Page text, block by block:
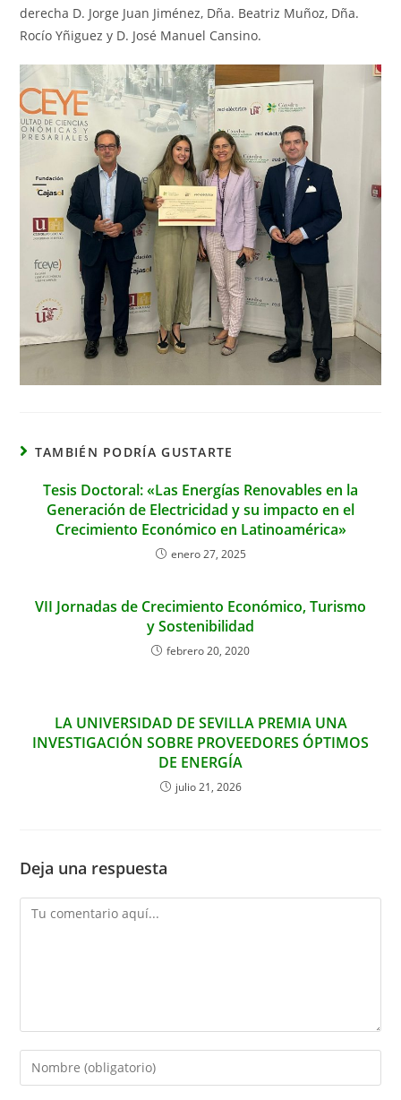
derecha D. Jorge Juan Jiménez, Dña. Beatriz Muñoz, Dña.
Rocío Yñiguez y D. José Manuel Cansino.
TAMBIÉN PODRÍA GUSTARTE
Tesis Doctoral: «Las Energías Renovables en la
Generación de Electricidad y su impacto en el
Crecimiento Económico en Latinoamérica»
enero 27, 2025
VII Jornadas de Crecimiento Económico, Turismo
y Sostenibilidad
febrero 20, 2020
LA UNIVERSIDAD DE SEVILLA PREMIA UNA
INVESTIGACIÓN SOBRE PROVEEDORES ÓPTIMOS
DE ENERGÍA
julio 21, 2026
Deja una respuesta
Comentario
Introduce
tu